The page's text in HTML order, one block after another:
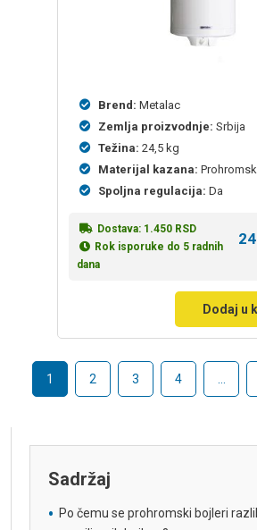
Brend: Metalac
Zemlja proizvodnje: Srbija
Težina: 24,5 kg
Materijal kazana:
Spoljna regulacija: Da
Dostava: 1.450 RSD
Rok isporuke do 5 radnih
dana
Dodaj u
1 2 3 4 …
Sadržaj
Po čemu se prohromski bojleri